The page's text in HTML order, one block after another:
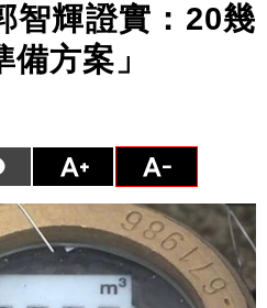
智輝證實：20幾
方案」